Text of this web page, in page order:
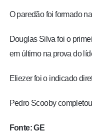
O paredão foi formado
Douglas Silva foi o
em último na prova do
Eliezer foi o indicado
Pedro Scooby
Fonte: GE